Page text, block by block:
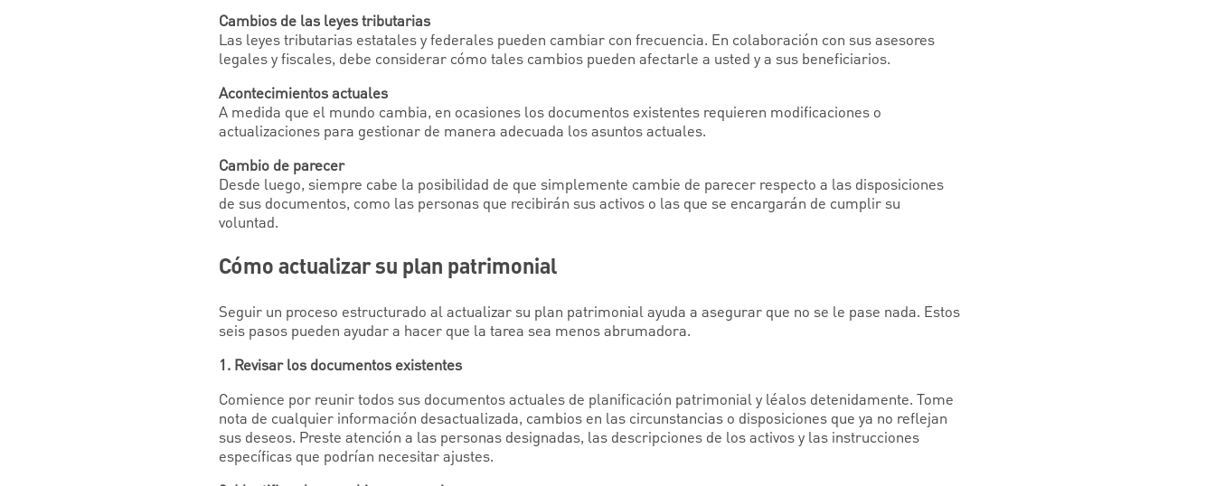
Cambios de las leyes tributarias
Las leyes tributarias estatales y federales pueden cambiar con frecuencia. En colaboración con sus asesores
legales y fiscales, debe considerar cómo tales cambios pueden afectarle a usted y a sus beneficiarios.
Acontecimientos actuales
A medida que el mundo cambia, en ocasiones los documentos existentes requieren modificaciones o
actualizaciones para gestionar de manera adecuada los asuntos actuales.
Cambio de parecer
Desde luego, siempre cabe la posibilidad de que simplemente cambie de parecer respecto a las disposiciones
de sus documentos, como las personas que recibirán sus activos o las que se encargarán de cumplir su
voluntad.
Cómo actualizar su plan patrimonial
Seguir un proceso estructurado al actualizar su plan patrimonial ayuda a asegurar que no se le pase nada. Estos
seis pasos pueden ayudar a hacer que la tarea sea menos abrumadora.
1. Revisar los documentos existentes
Comience por reunir todos sus documentos actuales de planificación patrimonial y léalos detenidamente. Tome
nota de cualquier información desactualizada, cambios en las circunstancias o disposiciones que ya no reflejan
sus deseos. Preste atención a las personas designadas, las descripciones de los activos y las instrucciones
específicas que podrían necesitar ajustes.